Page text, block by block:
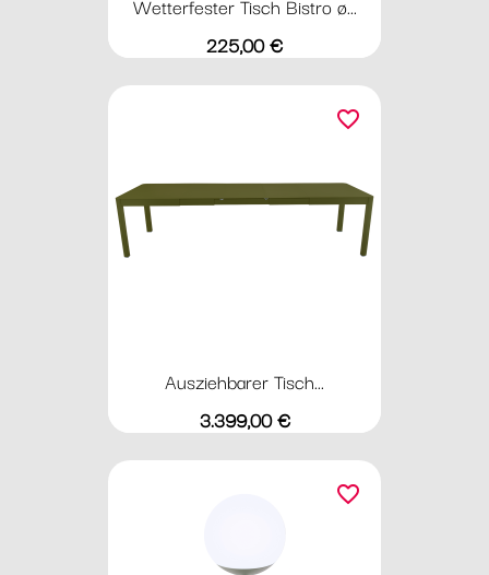
Wetterfester Tisch Bistro ø...
Preis
225,00 €
Ausziehbarer Tisch...
Preis
3.399,00 €
favorite_border
favorite_border